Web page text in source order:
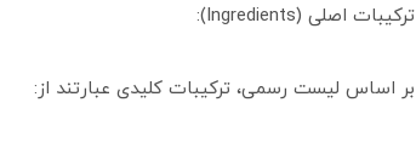
ترکیبات اصلی (Ingredients):
بر اساس لیست رسمی، ترکیبات کلیدی عبارتند از: